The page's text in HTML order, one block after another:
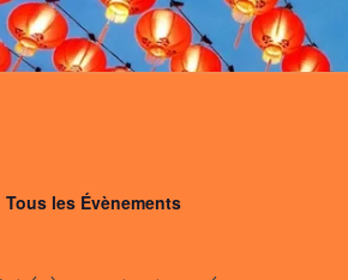
Tous les Évènements